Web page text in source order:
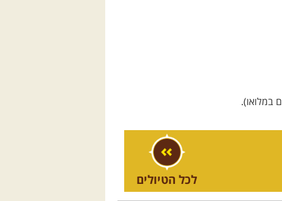
במלואו).
לכל הטיולים